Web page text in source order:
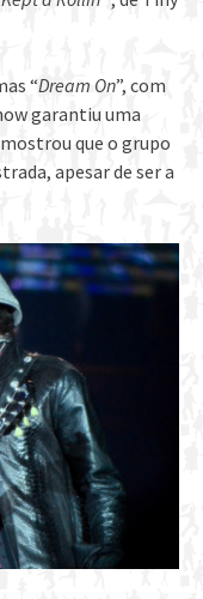
“Dream On”, com
garantiu uma
que o grupo
apesar de ser a